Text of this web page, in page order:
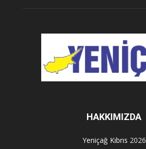
HAKKIMIZDA
Yeniçağ Kıbrıs 2026